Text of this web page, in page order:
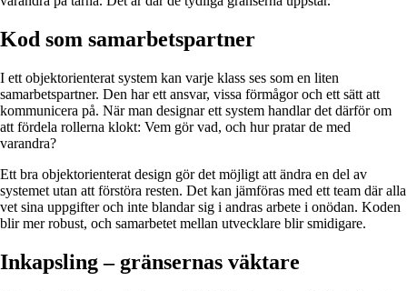
Kod som samarbetspartner
I ett objektorienterat system kan varje klass ses som en liten
samarbetspartner. Den har ett ansvar, vissa förmågor och ett sätt att
kommunicera på. När man designar ett system handlar det därför om
att fördela rollerna klokt: Vem gör vad, och hur pratar de med
varandra?
Ett bra objektorienterat design gör det möjligt att ändra en del av
systemet utan att förstöra resten. Det kan jämföras med ett team där alla
vet sina uppgifter och inte blandar sig i andras arbete i onödan. Koden
blir mer robust, och samarbetet mellan utvecklare blir smidigare.
Inkapsling – gränsernas väktare